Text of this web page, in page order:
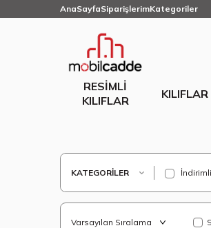
AnaSayfaSiparişlerimKategoriler
RESIMLI
KILIFLAR
KILIFLAR
KATEGORILER İndirimli